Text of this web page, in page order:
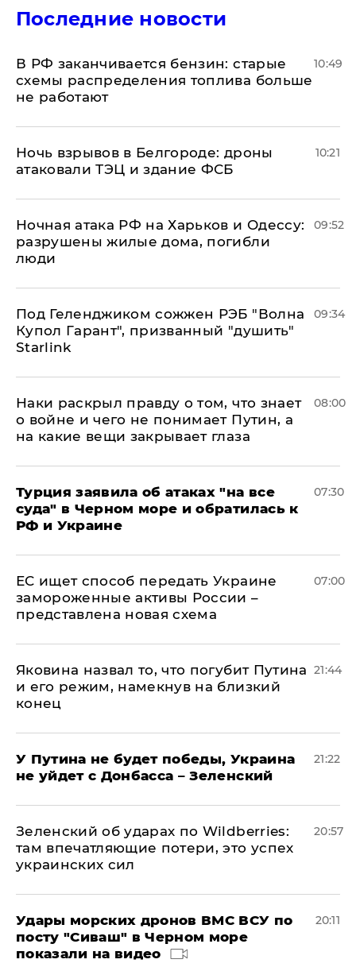
Последние новости
​В РФ заканчивается бензин: старые
схемы распределения топлива больше
не работают
10:49
​Ночь взрывов в Белгороде: дроны
атаковали ТЭЦ и здание ФСБ
10:21
​Ночная атака РФ на Харьков и Одессу:
разрушены жилые дома, погибли
люди
09:52
Под Геленджиком сожжен РЭБ "Волна
Купол Гарант", призванный "душить"
Starlink
09:34
Наки раскрыл правду о том, что знает
о войне и чего не понимает Путин, а
на какие вещи закрывает глаза
08:00
Турция заявила об атаках "на все
суда" в Черном море и обратилась к
РФ и Украине
07:30
ЕС ищет способ передать Украине
замороженные активы России –
представлена новая схема
07:00
Яковина назвал то, что погубит Путина
и его режим, намекнув на близкий
конец
21:44
У Путина не будет победы, Украина
не уйдет с Донбасса – Зеленский
21:22
Зеленский об ударах по Wildberries:
там впечатляющие потери, это успех
украинских сил
20:57
Удары морских дронов ВМС ВСУ по
посту "Сиваш" в Черном море
показали на видео
20:11